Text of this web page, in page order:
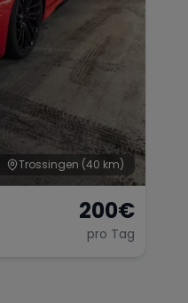
Trossingen (40 km)
200€
pro Tag